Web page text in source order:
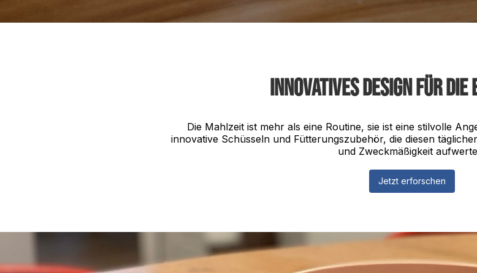
Innovatives Design für die
Die Mahlzeit ist mehr als eine Routine, sie ist eine stilvolle
innovative Schüsseln und Fütterungszubehör, die diesen
und Zweckmäßigkeit
Jetzt erforschen